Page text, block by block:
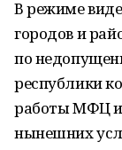
В режиме
городов и
по
республики
работы МФЦ и
нынешних